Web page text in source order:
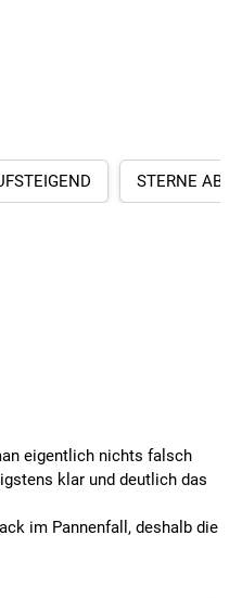
STERNE
eigentlich nichts falsch
klar und deutlich das
im Pannenfall, deshalb die